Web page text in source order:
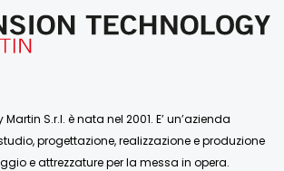
S.r.l. è nata nel 2001. E’ un’azienda
progettazione, realizzazione e produzione
e attrezzature per la messa in opera.